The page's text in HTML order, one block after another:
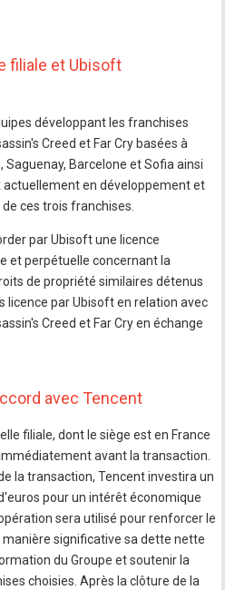
filiale et Ubisoft
développant les franchises
Creed et Far Cry basées à
Saguenay, Barcelone et Sofia ainsi
actuellement en développement et
ces trois franchises.
par Ubisoft une licence
et perpétuelle concernant la
de propriété similaires détenus
licence par Ubisoft en relation avec
Creed et Far Cry en échange
avec Tencent
filiale, dont le siège est en France
avant la transaction.
la transaction, Tencent investira un
pour un intérêt économique
sera utilisé pour renforcer le
significative sa dette nette
du Groupe et soutenir la
choisies. Après la clôture de la